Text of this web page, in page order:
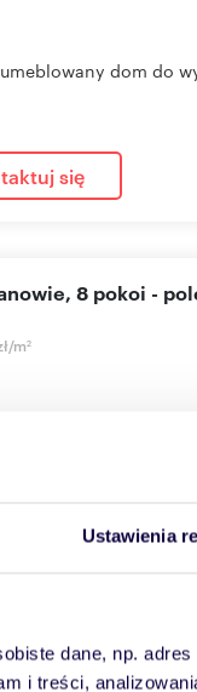
Ustawienia
dane, np.
i treści,
dom do
się
m2
8 pokoi -
usytuowany na